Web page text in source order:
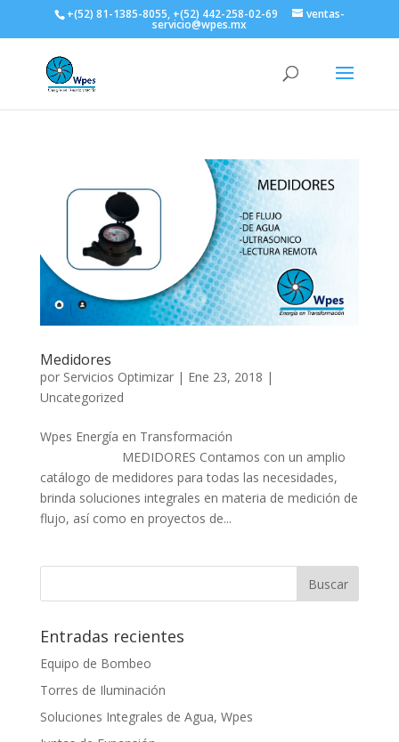
+(52) 81-1385-8055, +(52) 442-258-02-69 ventas-
servicio@wpes.mx
Medidores
por Servicios Optimizar| Ene 23, 2018 |
Uncategorized
Wpes Energía en Transformación
MEDIDORES Contamos con un amplio
catálogo de medidores para todas las necesidades,
brinda soluciones integrales en materia de medición de
flujo, así como en proyectos de...
Entradas recientes
Equipo de Bombeo
Torres de Iluminación
Soluciones Integrales de Agua, Wpes